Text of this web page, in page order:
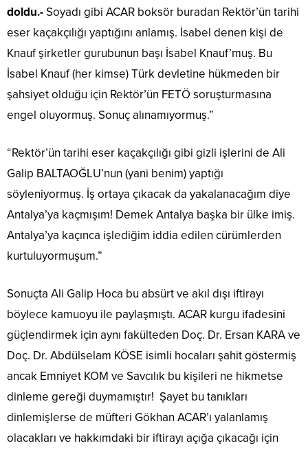
doldu.-Soyadı gibi ACAR boksör buradan Rektör’ün tarihi
eser kaçakçılığı yaptığını anlamış. İsabel denen kişi de
Knauf şirketler gurubunun başı İsabel Knauf’muş. Bu
İsabel Knauf (her kimse) Türk devletine hükmeden bir
şahsiyet olduğu için Rektör’ün FETÖ soruşturmasına
engel oluyormuş. Sonuç alınamıyormuş.”
“Rektör’ün tarihi eser kaçakçılığı gibi gizli işlerini de Ali
Galip BALTAOĞLU’nun (yani benim) yaptığı
söyleniyormuş. İş ortaya çıkacak da yakalanacağım diye
Antalya’ya kaçmışım! Demek Antalya başka bir ülke imiş.
Antalya’ya kaçınca işlediğim iddia edilen cürümlerden
kurtuluyormuşum.”
Sonuçta Ali Galip Hoca bu absürt ve akıl dışı iftirayı
böylece kamuoyu ile paylaşmıştı. ACAR kurgu ifadesini
güçlendirmek için aynı fakülteden Doç. Dr. Ersan KARA ve
Doç. Dr. Abdülselam KÖSE isimli hocaları şahit göstermiş
ancak Emniyet KOM ve Savcılık bu kişileri ne hikmetse
dinleme gereği duymamıştır! Şayet bu tanıkları
dinlemişlerse de müfteri Gökhan ACAR’ı yalanlamış
olacakları ve hakkımdaki bir iftirayı açığa çıkacağı için